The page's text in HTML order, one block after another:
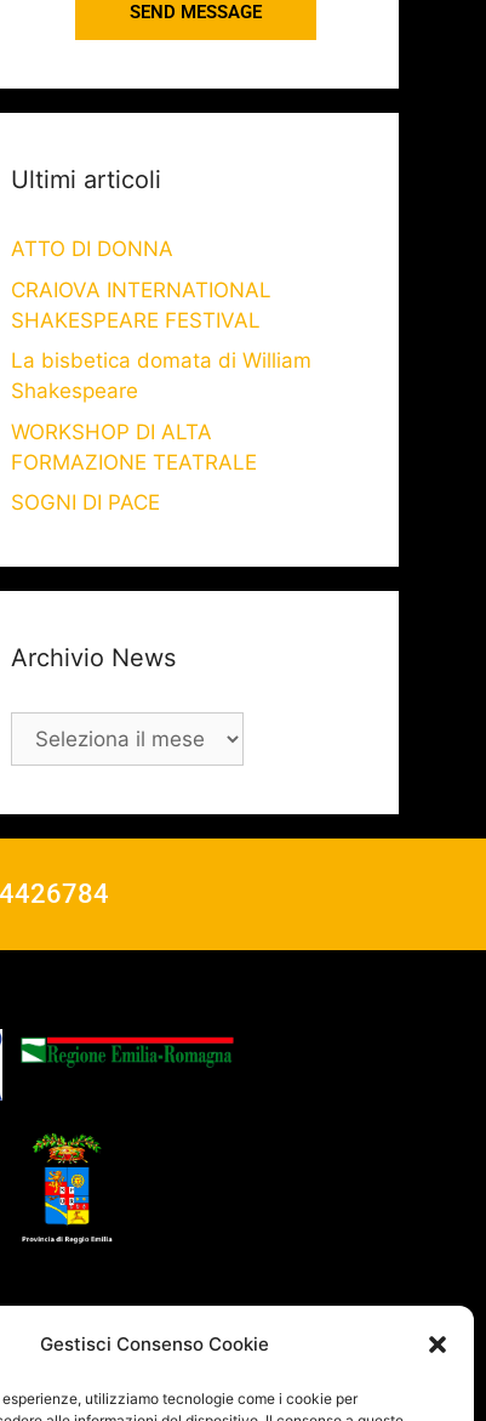
Gestisci Consenso Cookie
utilizziamo tecnologie come i cookie per
SEND MESSAGE
Ultimi articoli
ATTO DI DONNA
CRAIOVA INTERNATIONAL
SHAKESPEARE FESTIVAL
La bisbetica domata di William
Shakespeare
WORKSHOP DI ALTA
FORMAZIONE TEATRALE
SOGNI DI PACE
Archivio News